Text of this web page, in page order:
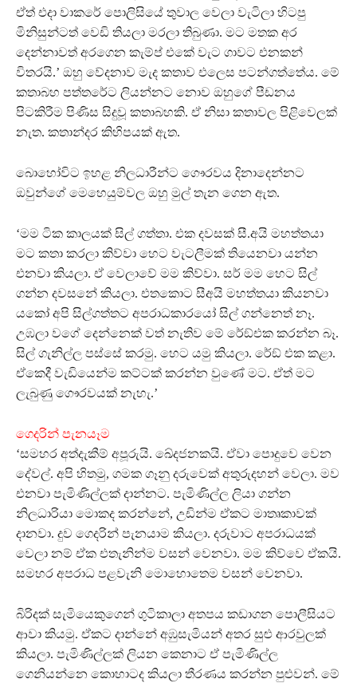
ඒත් එදා වාකරේ පොලිසියේ තුවාල වෙලා වැටිලා හිටපු
මිනිසුන්ටත් වෙඩි තියලා මරලා තිබුණා. මට මතක අර
දෙන්නාවත් අරගෙන කැම්ප් එකේ වැට ගාවට එනකන්
විතරයි.’ ඔහු වේදනාව මැද කතාව එලෙස පටන්ගත්තේය. මේ
කතාබහ පත්තරේට ලියන්නට නොව ඔහුගේ පීඩනය
පිටකිරීම පිණිස සිදුවූ කතාබහකි. ඒ නිසා කතාවල පිළිවෙලක්
නැත. කතාන්දර කිහිපයක් ඇත.
බොහෝවිට ඉහළ නිලධාරීන්ට ගෞරවය දිනාදෙන්නට
ඔවුන්ගේ මෙහෙයුම්වල ඔහු මුල් තැන ගෙන ඇත.
‘මම ටික කාලයක් සිල් ගත්තා. එක දවසක් සී.අයි මහත්තයා
මට කතා කරලා කිව්වා හෙට වැටලීමක් තියෙනවා යන්න
එනවා කියලා. ඒ වෙලාවේ මම කිව්වා. සර් මම හෙට සිල්
ගන්න දවසනේ කියලා. එතකොට සීඅයි මහත්තයා කියනවා
යකෝ අපි සිල්ගත්තට අපරාධකාරයෝ සිල් ගන්නෙත් නෑ.
උඹලා වගේ දෙන්නෙක් වත් නැතිව මේ රේඞ්එක කරන්න බෑ.
සිල් ගැනිල්ල පස්සේ කරමු. හෙට යමු කියලා. රේඞ් එක කළා.
ඒකෙදී වැඩියෙන්ම කට්ටක් කරන්න වුණේ මට. ඒත් මට
ලැබුණු ගෞරවයක් නැහැ.’
ගෙදරින් පැනයෑම
‘සමහර අත්දැකීම් අපූරුයි. ඛේදජනකයි. ඒවා පොදුවෙ වෙන
දේවල්. අපි හිතමු, ගමක ගෑනු දරුවෙක් අතුරුදහන් වෙලා. මව
එනවා පැමිණිල්ලක් දාන්නට. පැමිණිල්ල ලියා ගන්න
නිලධාරියා මොකද කරන්නේ, උඩින්ම ඒකට මාතෘකාවක්
දානවා. දුව ගෙදරින් පැනයාම කියලා. දරුවාට අපරාධයක්
වෙලා නම් ඒක එතැනින්ම වසන් වෙනවා. මම කිව්වෙ ඒකයි.
සමහර අපරාධ පළවැනි මොහොතෙම වසන් වෙනවා.
බිරිදක් සැමියෙකුගෙන් ගුටිකාලා අතපය කඩාගන පොලීසියට
ආවා කියමු. ඒකට දාන්නේ අඹුසැමියන් අතර සුළු ආරවුලක්
කියලා. පැමිණිල්ලක් ලියන කෙනාට ඒ පැමිණිල්ල
ගෙනියන්නෙ කොහාටද කියලා තීරණය කරන්න පුළුවන්. මේ